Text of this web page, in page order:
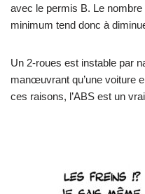
avec le permis B. Le nombre
minimum tend donc à
Un 2-roues est instable par
manœuvrant qu’une voiture
ces raisons, l’ABS est un